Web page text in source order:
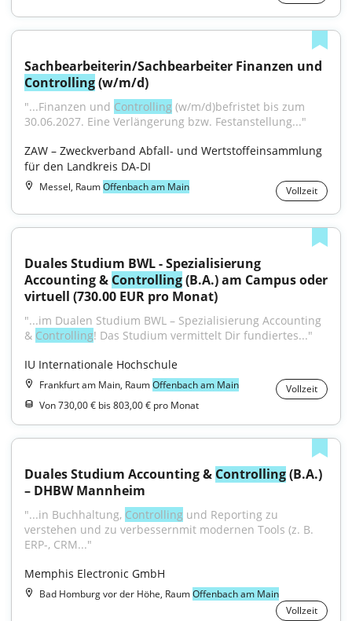
Controlling (w/m/d)
"...Finanzen und Controlling (w⁠/⁠m⁠/⁠d)befristet bis zum
30.06.2027. Eine Verlängerung bzw. Festanstellung..."
ZAW – Zweckverband Abfall- und Wertstoffeinsammlung
für den Landkreis DA-DI
Messel, RaumOffenbach am Main Vollzeit
Duales Studium BWL - Spezialisierung
Accounting & Controlling (B.A.) am Campus oder
virtuell (730.00 EUR pro Monat)
"...im Dualen Studium BWL – Spezialisierung Accounting
& Controlling! Das Studium vermittelt Dir fundiertes..."
IU Internationale Hochschule
Frankfurt am Main, RaumOffenbach am Main
Vollzeit
Von 730,00 € bis 803,00 € pro Monat
Duales Studium Accounting & Controlling (B.A.)
– DHBW Mannheim
"...in Buchhaltung, Controlling und Reporting zu
verstehen und zu verbessernmit modernen Tools (z. B.
ERP-, CRM..."
Memphis Electronic GmbH
Bad Homburg vor der Höhe, RaumOffenbach am Main
Vollzeit